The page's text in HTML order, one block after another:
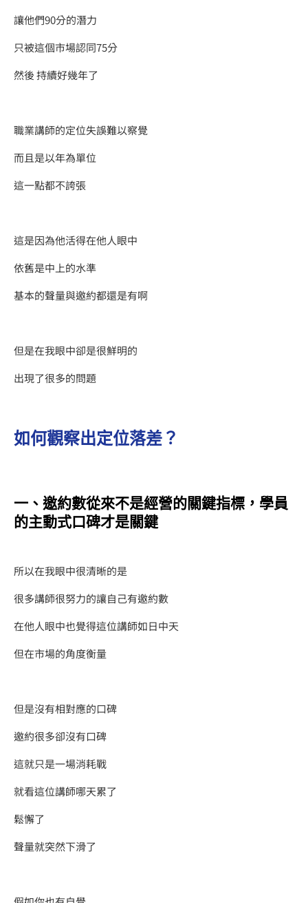
讓他們90分的潛力
只被這個市場認同75分
​然後 持續好幾年了
職業講師的定位失誤難以察覺
而且是以年為單位
這一點都不誇張
這是因為他活得在他人眼中
依舊是中上的水準
基本的聲量與邀約都還是有啊
但是在我眼中卻是很鮮明的
出現了很多的問題
如何觀察出定位落差？
一、邀約數從來不是經營的關鍵指標 ，學員
的主動式口碑才是關鍵
所以在我眼中很清晰的是
很多講師很努力的讓自己有邀約數
在他人眼中也覺得這位講師如日中天
但在市場的角度衡量
但是沒有相對應的口碑
邀約很多卻沒有口碑
​這就只是一場消耗戰
就看這位講師哪天累了
鬆懈了
聲量就突然下滑了